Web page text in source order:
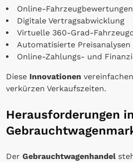
Online-Fahrzeugbewertungen
Digitale Vertragsabwicklung
Virtuelle 360-Grad-
Automatisierte Preisanalysen
Online-Zahlungs- und
Diese Innovationen
verkürzen Verkaufszeiten.
Herausforderungen
Der Gebrauchtwagenhandel